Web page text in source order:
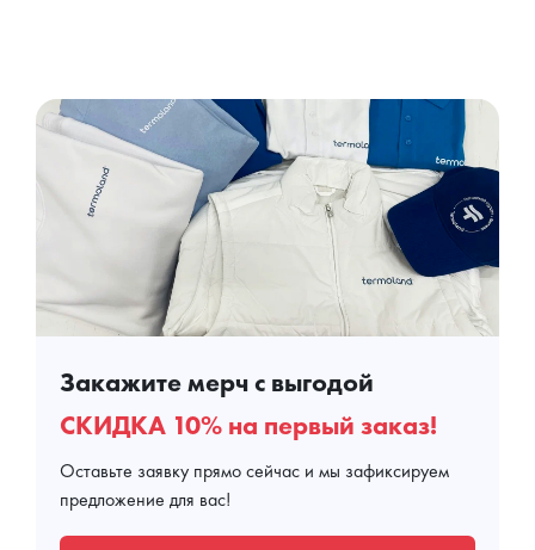
Закажите мерч с выгодой
СКИДКА 10% на первый заказ!
Оставьте заявку прямо сейчас и мы зафиксируем
предложение для вас!